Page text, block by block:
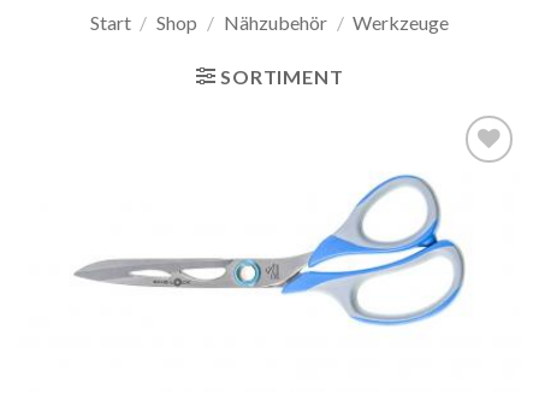
Start / Shop / Nähzubehör / Werkzeuge
SORTIMENT
Auf die
Wunschliste